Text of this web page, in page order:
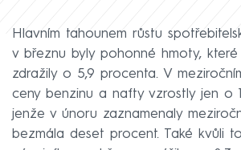
Hlavním tahounem růstu
v březnu byly pohonné hmoty, které
zdražily o 5,9 procenta. V
ceny benzinu a nafty vzrostly jen o
jenže v únoru zaznamenaly
bezmála deset procent. Také kvůli